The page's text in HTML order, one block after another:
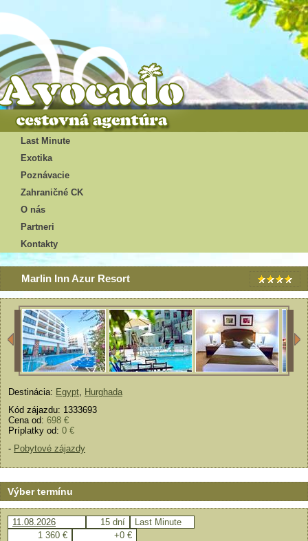
Last Minute
Exotika
Poznávacie
Zahraničné CK
O nás
Partneri
Kontakty
Marlin Inn Azur Resort
Destinácia: Egypt, Hurghada
Kód zájazdu: 1333693
Cena od: 698 €
Príplatky od: 0 €
- Pobytové zájazdy
Výber termínu
11.08.2026 15 dní
Last Minute
1 360 €
+0 €